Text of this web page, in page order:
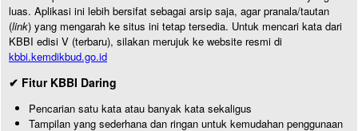
luas. Aplikasi ini lebih bersifat sebagai arsip saja, agar pranala/tautan
(link) yang mengarah ke situs ini tetap tersedia. Untuk mencari kata dari
KBBI edisi V (terbaru), silakan merujuk ke website resmi di
kbbi.kemdikbud.go.id
✔ Fitur KBBI Daring
Pencarian satu kata atau banyak kata sekaligus
Tampilan yang sederhana dan ringan untuk kemudahan penggunaan